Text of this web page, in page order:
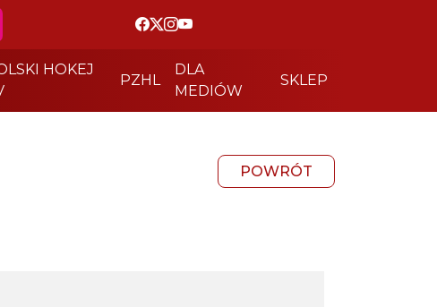
HOKEJ
PZHL
DLA
MEDIÓW
SKLEP
POWRÓT